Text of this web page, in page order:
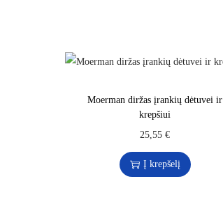
Moerman diržas įrankių dėtuvei ir
krepšiui
25,55€
Į krepšelį